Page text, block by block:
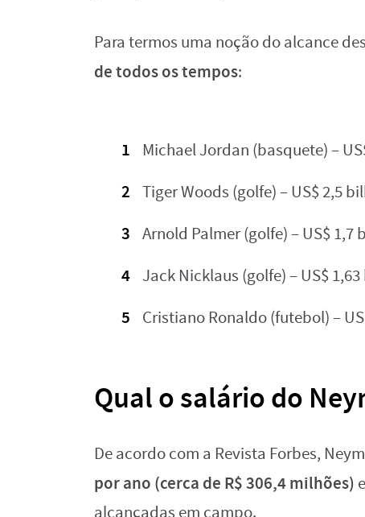
Para termos uma noção do alcance
de todos os tempos:
Michael Jordan (basquete) –
Tiger Woods (golfe) – US$ 2,5
Arnold Palmer (golfe) – US$ 1,7
Jack Nicklaus (golfe) – US$
Cristiano Ronaldo (futebol) –
Qual o salário do
De acordo com a Revista Forbes,
por ano (cerca de R$ 306,4 milhões)
alcançadas em campo.